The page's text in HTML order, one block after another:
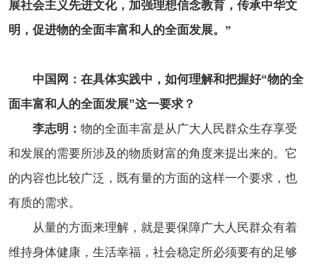
展社会主义先进文化，加强理想信念教育，传承中华文
明，促进物的全面丰富和人的全面发展。”
中国网：在具体实践中，如何理解和把握好“物的全
面丰富和人的全面发展”这一要求？
李志明： 物的全面丰富是从广大人民群众生存享受
和发展的需要所涉及的物质财富的角度来提出来的。它
的内容也比较广泛，既有量的方面的这样一个要求，也
有质的需求。
从量的方面来理解，就是要保障广大人民群众有着
维持身体健康，生活幸福，社会稳定所必须要有的足够